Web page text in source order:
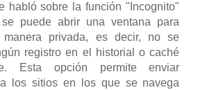
habló sobre la función "Incognito"
puede abrir una ventana para
manera privada, es decir, no se
registro en el historial o caché
Esta opción permite enviar
a los sitios en los que se navega